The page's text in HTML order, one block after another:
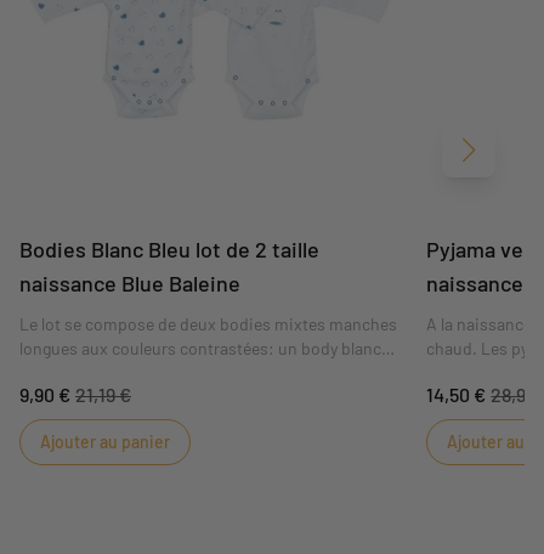
Bodies Blanc Bleu lot de 2 taille
naissance Blue Baleine
Le lot se compose de deux bodies mixtes manches
longues aux couleurs contrastées: un body blanc
imprimé all-over ludique baleine.
9,90 € 21,19 €
Ajouter au panier
Pyjama
naissance
A la
chaud. Les
chaleur des
14,50 € 28,99
Ajouter au
Suivant